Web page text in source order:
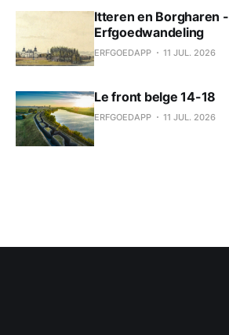
Itteren en Borgharen -
Erfgoedwandeling
ERFGOEDAPP 11 JUL. 2026
Le front belge 14-18
ERFGOEDAPP 11 JUL. 2026